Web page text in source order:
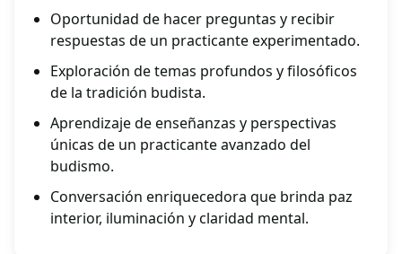
Oportunidad de hacer preguntas y recibir
respuestas de un practicante experimentado.
Exploración de temas profundos y filosóficos
de la tradición budista.
Aprendizaje de enseñanzas y perspectivas
únicas de un practicante avanzado del
budismo.
Conversación enriquecedora que brinda paz
interior, iluminación y claridad mental.